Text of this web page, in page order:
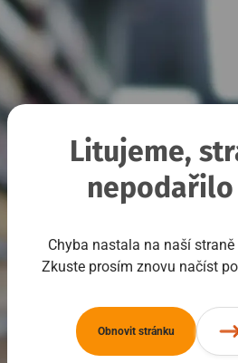
Litujeme,
Chyba nastala na naší
Zkuste prosím znovu načíst
Obnovit stránku